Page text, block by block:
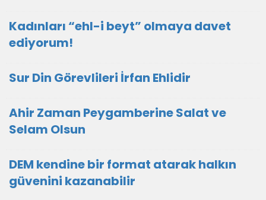
Kadınları “ehl-i beyt” olmaya davet
ediyorum!
Sur Din Görevlileri İrfan Ehlidir
Ahir Zaman Peygamberine Salat ve
Selam Olsun
DEM kendine bir format atarak halkın
güvenini kazanabilir